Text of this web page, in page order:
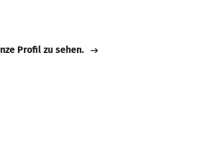
Profil zu sehen.